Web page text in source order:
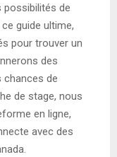
possibilités de
guide ultime,
pour trouver un
des
chances de
de stage, nous
en ligne,
avec des